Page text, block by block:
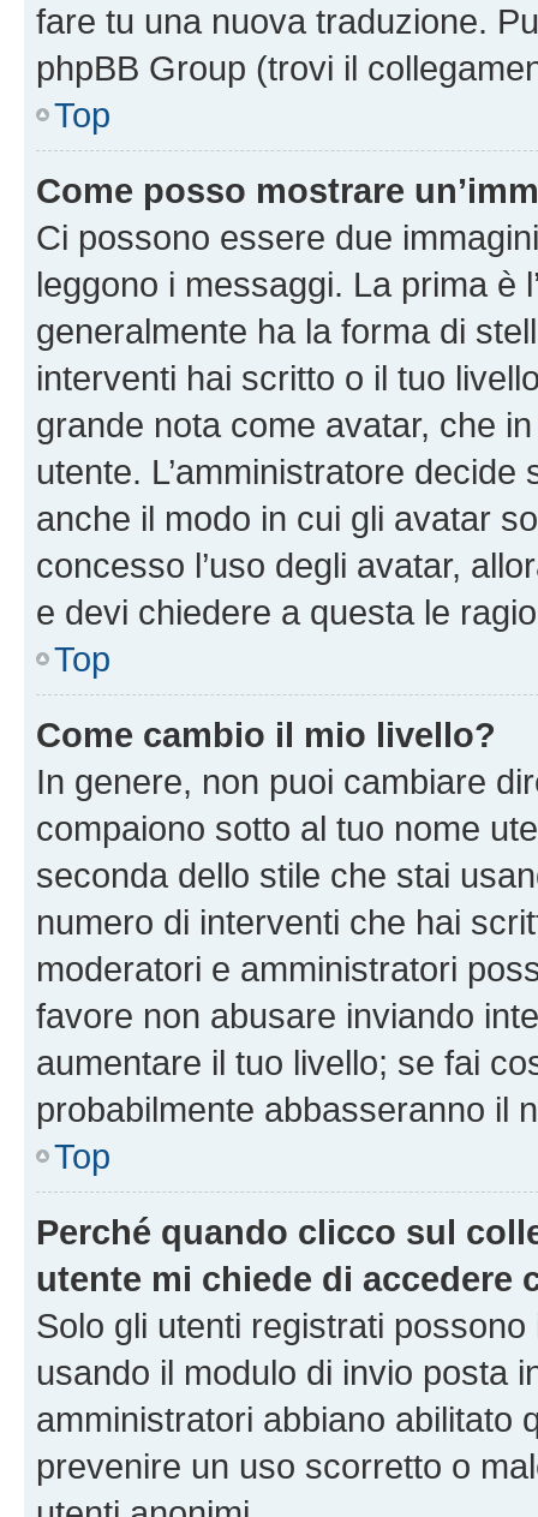
fare tu una nuova traduzione.
phpBB Group (trovi il
Top
Come posso mostrare
Ci possono essere due
leggono i messaggi. La prima è
generalmente ha la forma di
interventi hai scritto o il tuo
grande nota come avatar, che
utente. L’amministratore
anche il modo in cui gli avatar
concesso l’uso degli avatar,
e devi chiedere a questa le
Top
Come cambio il mio livello?
In genere, non puoi cambiare
compaiono sotto al tuo nome
seconda dello stile che stai
numero di interventi che hai
moderatori e amministratori
favore non abusare inviando
aumentare il tuo livello; se fai
probabilmente abbasseranno il
Top
Perché quando clicco sul
utente mi chiede di accedere
Solo gli utenti registrati
usando il modulo di invio posta
amministratori abbiano abilitato
prevenire un uso scorretto o